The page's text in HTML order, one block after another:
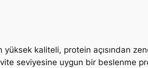
yüksek kaliteli, protein açısından
seviyesine uygun bir beslenme